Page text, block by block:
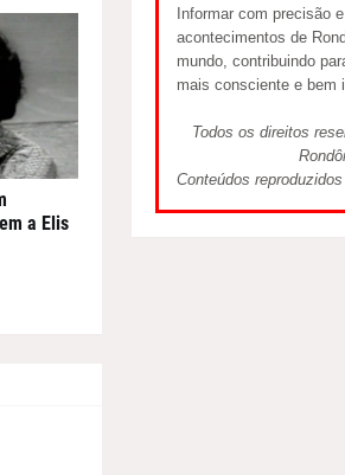
a Elis
Informar com precisão
acontecimentos de
mundo, contribuindo
mais consciente e bem
Todos os direitos
Conteúdos